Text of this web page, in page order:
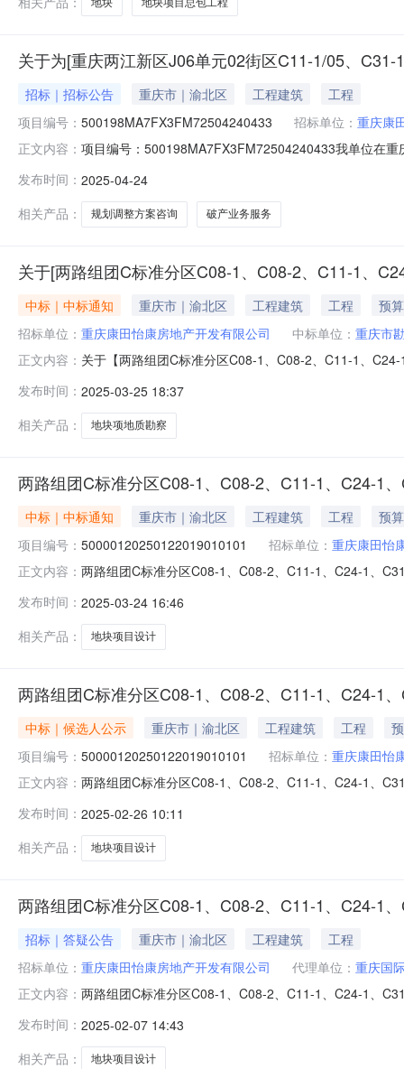
地块 地块项目总包工程
关于为[重庆两江新区J06单元02街区C11-1/05、
招标｜招标公告 重庆市｜渝北区 工程建筑
工程
项目编号： 500198MA7FX3FM72504240433 招标单位： 重庆康
正文内容： 项目编号：500198MA7FX3FM72504240433我单位在
所需中介服务事项所需服务类型城乡规划编制服务内容(
发布时间： 2025-04-24
相关产品：
规划调整方案咨询 破产业务服务
关于[两路组团C标准分区C08-1、C08-2、C11-1、
中标｜中标通知 重庆市｜渝北区 工程建筑 工程
预
招标单位： 重庆康田怡康房地产开发有限公司 中标单位： 重庆市
正文内容： 关于【两路组团C标准分区C08-1、C08-2、C11-1、
有限公司投资审批项目否所需中介服务事项是否破产业
发布时间： 2025-03-25 18:37
相关产品：
地块项地质勘察
两路组团C标准分区C08-1、C08-2、C11-1、C24-1
中标｜中标通知 重庆市｜渝北区 工程建筑 工程
预
项目编号： 50000120250122019010101 招标单位： 重庆康田怡
正文内容： 两路组团C标准分区C08-1、C08-2、C11-1、C24-1、
块）设计项目编码50000120250122019010101招标公
发布时间： 2025-03-24 16:46
相关产品：
地块项目设计
两路组团C标准分区C08-1、C08-2、C11-1、C24-1
中标｜候选人公示 重庆市｜渝北区 工程建筑 工程
项目编号： 50000120250122019010101 招标单位： 重庆康田怡
正文内容： 两路组团C标准分区C08-1、C08-2、C11-1、C24-1、
告编号\招标人重庆康田怡康房地产开发有限公司招标人
发布时间： 2025-02-26 10:11
相关产品：
地块项目设计
两路组团C标准分区C08-1、C08-2、C11-1、C24-1
招标｜答疑公告 重庆市｜渝北区 工程建筑
工程
招标单位： 重庆康田怡康房地产开发有限公司 代理单位： 重庆国
正文内容： 两路组团C标准分区C08-1、C08-2、C11-1、C24-1、
负责人社保证明的时间要求是否和其他拟派人员一致（
发布时间： 2025-02-07 14:43
相关产品：
地块项目设计